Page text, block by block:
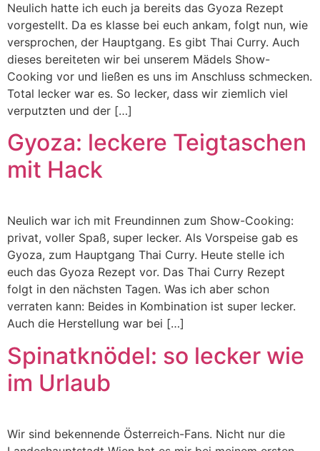
Neulich hatte ich euch ja bereits das Gyoza Rezept
vorgestellt. Da es klasse bei euch ankam, folgt nun, wie
versprochen, der Hauptgang. Es gibt Thai Curry. Auch
dieses bereiteten wir bei unserem Mädels Show-
Cooking vor und ließen es uns im Anschluss schmecken.
Total lecker war es. So lecker, dass wir ziemlich viel
verputzten und der […]
Gyoza: leckere Teigtaschen
mit Hack
Neulich war ich mit Freundinnen zum Show-Cooking:
privat, voller Spaß, super lecker. Als Vorspeise gab es
Gyoza, zum Hauptgang Thai Curry. Heute stelle ich
euch das Gyoza Rezept vor. Das Thai Curry Rezept
folgt in den nächsten Tagen. Was ich aber schon
verraten kann: Beides in Kombination ist super lecker.
Auch die Herstellung war bei […]
Spinatknödel: so lecker wie
im Urlaub
Wir sind bekennende Österreich-Fans. Nicht nur die